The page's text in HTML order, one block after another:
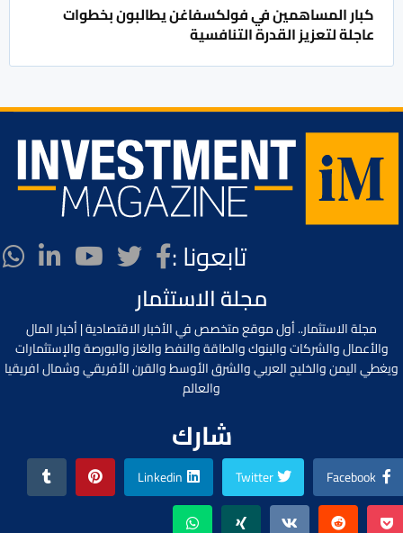
كبار المساهمين في فولكسفاغن يطالبون بخطوات
عاجلة لتعزيز القدرة التنافسية
تابعونا :
مجلة الاستثمار
مجلة الاستثمار.. أول موقع متخصص في الأخبار الاقتصادية | أخبار المال
والأعمال والشركات والبنوك والطاقة والنفط والغاز والبورصة والإستثمارات
ويغطي اليمن والخليج العربي والشرق الأوسط والقرن الأفريقي وشمال افريقيا
والعالم
شارك
Facebook
Twitter
Linkedin